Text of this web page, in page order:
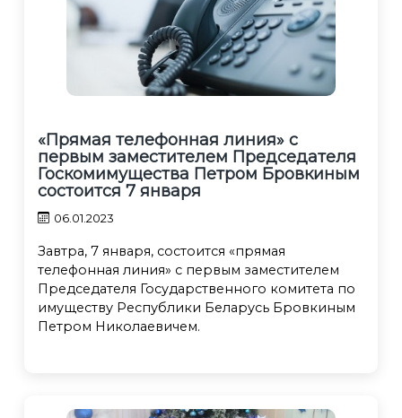
«Прямая телефонная линия» c
первым заместителем Председателя
Госкомимущества Петром Бровкиным
состоится 7 января
06.01.2023
Завтра, 7 января, состоится «прямая
телефонная линия» с первым заместителем
Председателя Государственного комитета по
имуществу Республики Беларусь Бровкиным
Петром Николаевичем.